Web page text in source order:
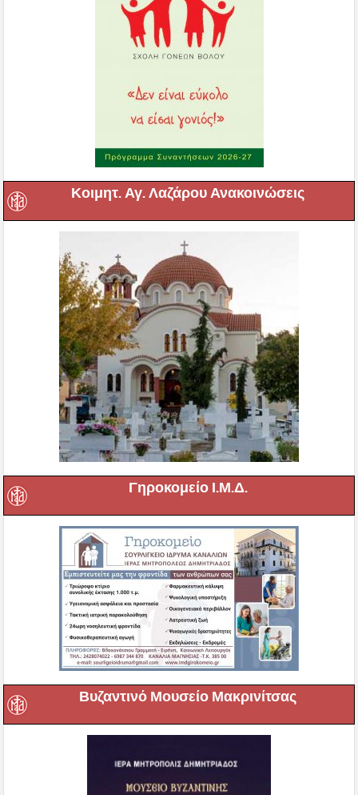
Κοιμητ. Αγ. Λαζάρου Ανακοινώσεις
Γηροκομείο Ι.Μ.Δ.
Βυζαντινό Μουσείο Μακρινίτσας